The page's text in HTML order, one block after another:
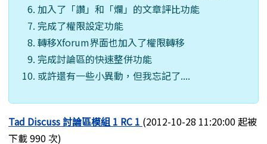
加入了「讚」和「爛」的文章評比功能
完成了權限設定功能
轉移Xforum界面也加入了權限轉移
完成討論區的快速整併功能
或許還有一些小異動，但我忘記了....
Tad Discuss 討論區模組 1 RC 1 (2012-10-28 11:20:00 起被
下載 990 次)